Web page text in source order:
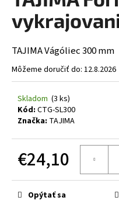
TAJIMA Vágóliec 300 mm
Môžeme doručiť do: 12.8.2026
Skladom (3 ks)
Kód: CTG-SL300
Značka: TAJIMA
€24,10
Opýtať sa
á
j
s
?